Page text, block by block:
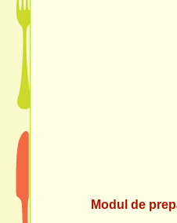
Modul de